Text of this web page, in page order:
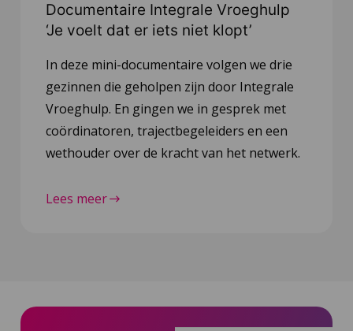
Documentaire Integrale Vroeghulp
‘Je voelt dat er iets niet klopt’
In deze mini-documentaire volgen we drie
gezinnen die geholpen zijn door Integrale
Vroeghulp. En gingen we in gesprek met
coördinatoren, trajectbegeleiders en een
wethouder over de kracht van het netwerk.
Lees meer